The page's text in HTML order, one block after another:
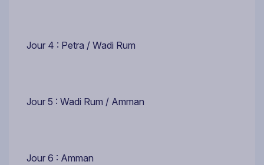
Jour 4 : Petra / Wadi Rum
Jour 5 : Wadi Rum / Amman
Jour 6 : Amman